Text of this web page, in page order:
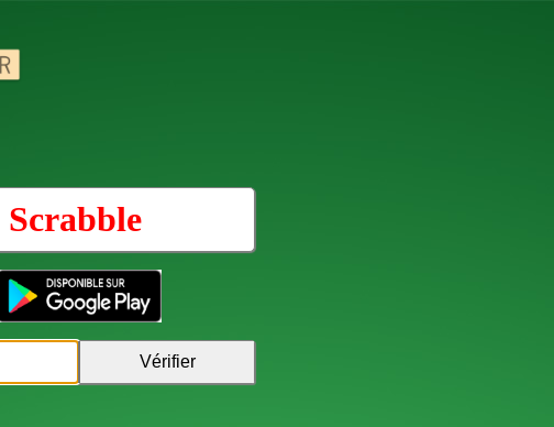
Scrabble